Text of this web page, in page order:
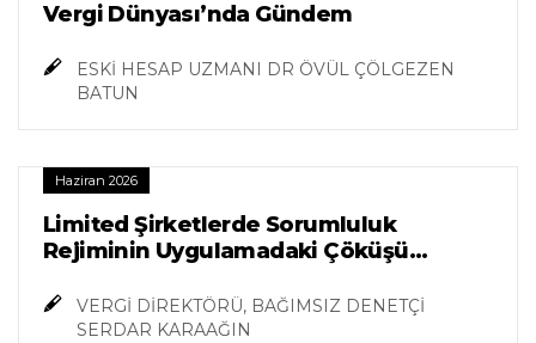
Vergi Dünyası’nda Gündem
ESKİ HESAP UZMANI DR ÖVÜL ÇÖLGEZEN
BATUN
Haziran 2026
Limited Şirketlerde Sorumluluk
Rejiminin Uygulamadaki Çöküşü
Hukuki Boşluklar”
VERGİ DİREKTÖRÜ, BAĞIMSIZ DENETÇİ
SERDAR KARAAĞIN